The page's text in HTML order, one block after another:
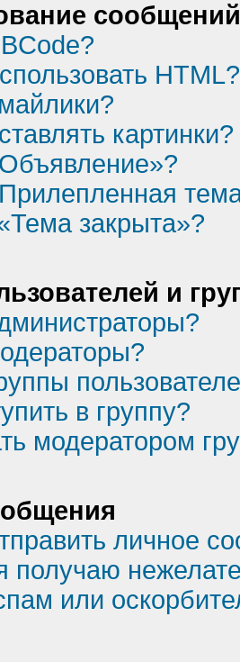
HTML?
картинки?
закрыта»?
и
в группу?
модератором
личное
получаю
или